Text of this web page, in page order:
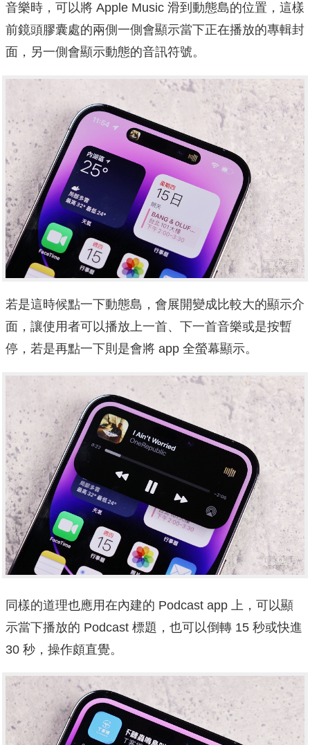
音樂時，可以將 Apple Music 滑到動態島的位置，這樣
前鏡頭膠囊處的兩側一側會顯示當下正在播放的專輯封
面，另一側會顯示動態的音訊符號。
若是這時候點一下動態島，會展開變成比較大的顯示介
面，讓使用者可以播放上一首、下一首音樂或是按暫
停，若是再點一下則是會將 app 全螢幕顯示。
同樣的道理也應用在內建的 Podcast app 上，可以顯
示當下播放的 Podcast 標題，也可以倒轉 15 秒或快進
30 秒，操作頗直覺。